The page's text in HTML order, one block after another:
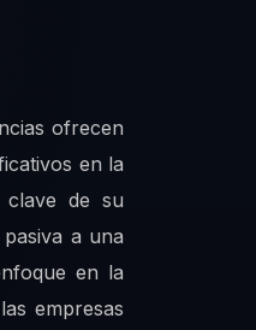
ofrecen
en la
de su
a una
en la
empresas